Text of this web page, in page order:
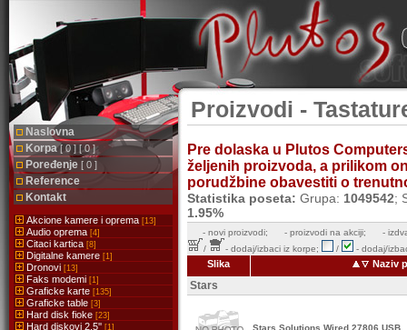
Naslovna
Korpa[ 0 ] [ 0 ]
Poređenje [ 0 ]
Reference
Kontakt
Akcione kamere i oprema [13]
Audio oprema [4]
Citaci kartica [8]
Digitalne kamere [1]
Dronovi [13]
Faks modemi [1]
Graficke karte [135]
Graficke table [3]
Hard disk fioke [23]
Hard diskovi 2.5'' [1]
Proizvodi -
Pre dolaska u Plutos
željenih proizvoda, a prilikom
porudžbine obavestiti o
Statistika poseta: Grupa: 1049542;
1.95%
- novi proizvodi; - proizvodi na akciji;
-
/
- dodaj/izbaci iz korpe; / - dodaj/
Slika Naziv
Stars
Stars Solutions Wired 27806 USB